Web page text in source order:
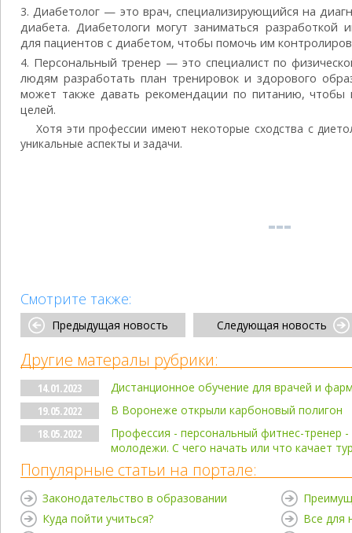
Диабетолог — это врач, специализирующийся на
диабета. Диабетологи могут заниматься разработкой
для пациентов с диабетом, чтобы помочь им
Персональный тренер — это специалист по
людям разработать план тренировок и здорового
может также давать рекомендации по питанию, чтобы
целей.
Хотя эти профессии имеют некоторые сходства с
уникальные аспекты и задачи.
Смотрите также:
Предыдущая новость Следующая новость
Другие матералы рубрики:
14.01.2023
Дистанционное обучение для врачей и
19.05.2022
В Воронеже открыли карбоновый полигон
18.05.2022
Профессия - персональный фитнес-тренер
молодежи. С чего начать или что качает
Популярные статьи на портале:
Законодательство в образовании
Куда пойти учиться?
Все для